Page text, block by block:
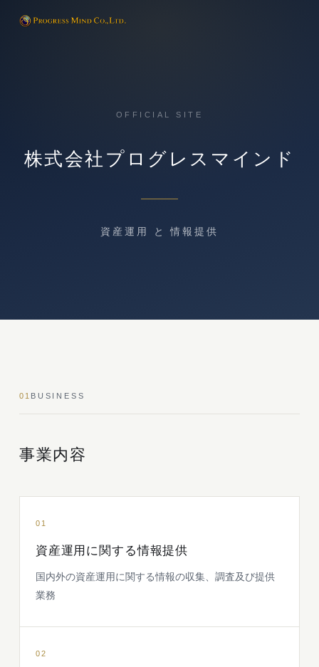
OFFICIAL SITE
株式会社プログレスマインド
資産運用 と 情報提供
01 BUSINESS
事業内容
01
資産運用に関する情報提供
国内外の資産運用に関する情報の収集、調査及び提供
業務
02